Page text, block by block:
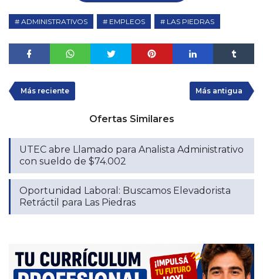
ADMINISTRATIVOS EMPLEOS LAS PIEDRAS
Más reciente Más antigua
Ofertas Similares
UTEC abre Llamado para Analista Administrativo
con sueldo de $74.002
Oportunidad Laboral: Buscamos Elevadorista
Retráctil para Las Piedras